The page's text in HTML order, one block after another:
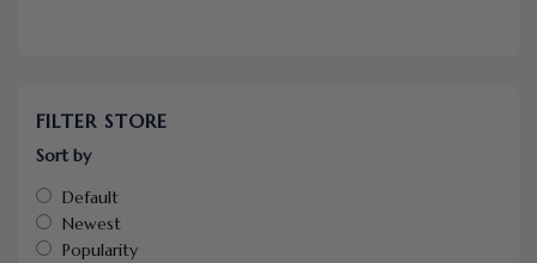
FILTER STORE
Sort by
Default
Newest
Popularity